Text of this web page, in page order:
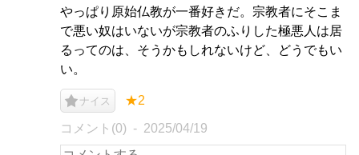
やっぱり原始仏教が一番好きだ。宗教者にそこま
で悪い奴はいないが宗教者のふりした極悪人は居
るってのは、そうかもしれないけど、どうでもい
い。
ナイス ★2
コメント(0) 2025/04/19